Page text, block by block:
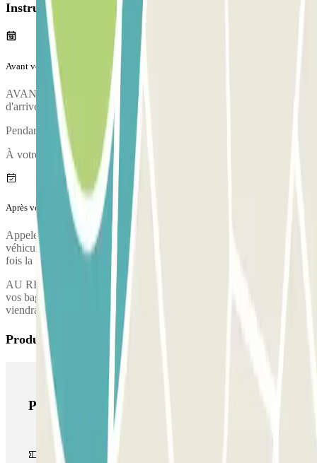
Instructions
Avant votre voyage
AVANT D'ARRIVER AU PARC : appelez 15 minutes avant
d'arriver au parking et rendez-vous à l'adresse indiquée.
Pendant l'appel, une personne vous confirmera le point de rencontre.
À votre arrivée, votre véhicule fera l'objet d'un état des lieux.
Après votre voyage
Appelez le parking pour demander la prise en charge de votre
véhicule. Le numéro de téléphone du parking vous sera transmis une
fois la réservation effectuée.
AU RETOUR : appelez le parking une fois que vous avez récupéré
vos bagages et rendez-vous dans le hall des arrivées où la navette
viendra vous chercher.
Produits Parclick
Produits Parclick